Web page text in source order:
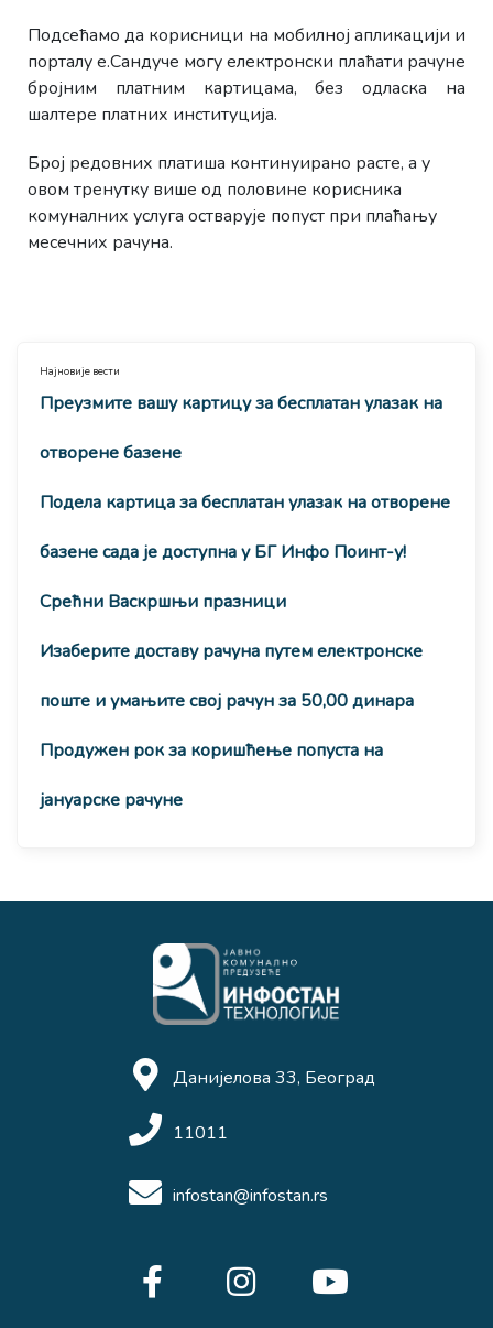
Подсећамо да корисници на мобилној апликацији и
порталу е.Сандуче могу електронски плаћати рачуне
бројним платним картицама, без одласка на
шалтере платних институција.
Број редовних платиша континуирано расте, а у
овом тренутку више од половине корисника
комуналних услуга остварује попуст при плаћању
месечних рачуна.
Најновије вести
Преузмите вашу картицу за бесплатан улазак на
отворене базене
Подела картица за бесплатан улазак на отворене
базене сада је доступна у БГ Инфо Поинт-у!
Срећни Васкршњи празници
Изаберите доставу рачуна путем електронске
поште и умањите свој рачун за 50,00 динара
Продужен рок за коришћење попуста на
јануарске рачуне
Данијелова 33, Београд
11011
infostan@infostan.rs